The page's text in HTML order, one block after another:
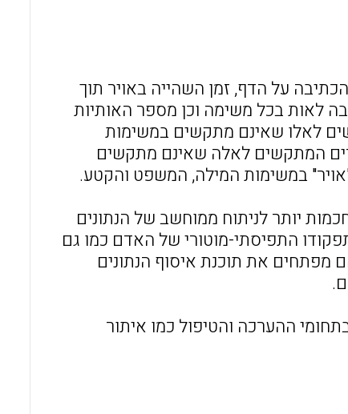
על הדף, זמן השהייה באויר תוך
לאות בכל משימה וכן מספר האותיות
לאלו שאינם מתקשים במשימות
המתקשים לאלה שאינם מתקשים
במשימות המילה, המשפט והקטע.
יותר לניתוח ממוחשב של הנתונים
התפיסתי-מוטורי של האדם כמו גם
מפתחים את תוכנת איסוף הנתונים
ההערכה והטיפול כמו איתור